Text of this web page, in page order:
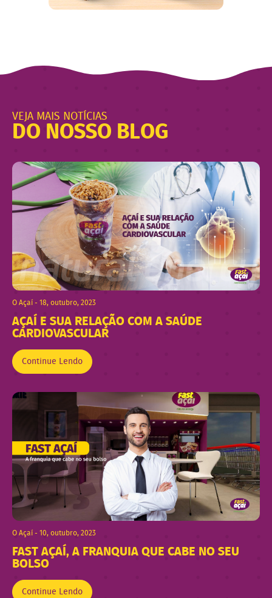
VEJA MAIS NOTÍCIAS
DO NOSSO BLOG
O Açaí - 18, outubro, 2023
AÇAÍ E SUA RELAÇÃO COM A SAÚDE
CARDIOVASCULAR
Continue Lendo
O Açaí - 10, outubro, 2023
FAST AÇAÍ, A FRANQUIA QUE CABE NO SEU
BOLSO
Continue Lendo